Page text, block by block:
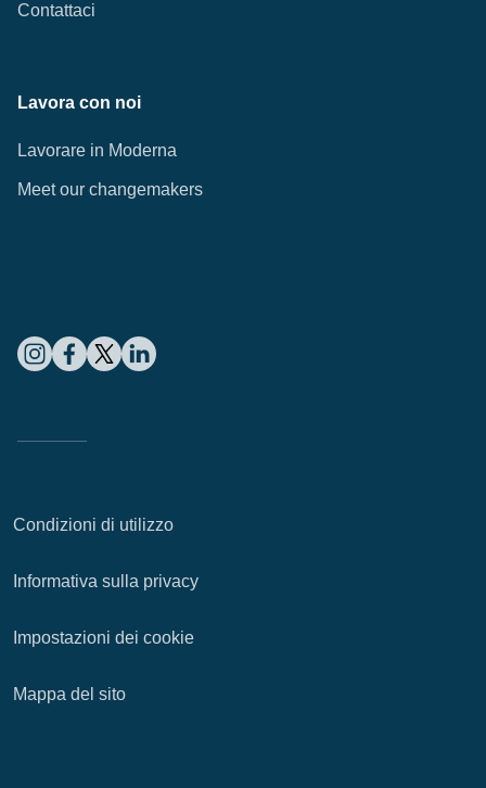
Contattaci
Lavora con noi
Lavorare in Moderna
Meet our changemakers
Condizioni di utilizzo
Informativa sulla privacy
Impostazioni dei cookie
Mappa del sito